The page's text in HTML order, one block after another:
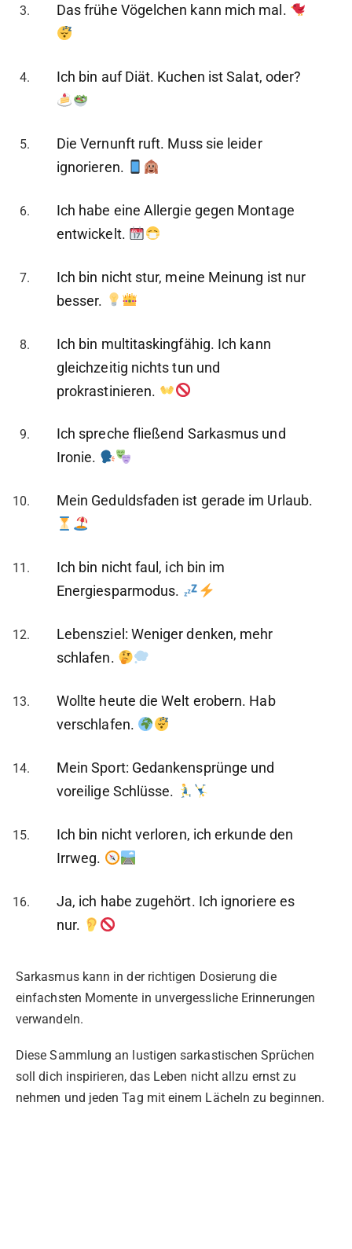
Das frühe Vögelchen kann mich mal.
Ich bin auf Diät. Kuchen ist Salat, oder?
Die Vernunft ruft. Muss sie leider
ignorieren.
Ich habe eine Allergie gegen Montage
entwickelt.
Ich bin nicht stur, meine Meinung ist nur
besser.
Ich bin multitaskingfähig. Ich kann
gleichzeitig nichts tun und
prokrastinieren.
Ich spreche fließend Sarkasmus und
Ironie.
Mein Geduldsfaden ist gerade im Urlaub.
Ich bin nicht faul, ich bin im
Energiesparmodus.
Lebensziel: Weniger denken, mehr
schlafen.
Wollte heute die Welt erobern. Hab
verschlafen.
Mein Sport: Gedankensprünge und
voreilige Schlüsse.
Ich bin nicht verloren, ich erkunde den
Irrweg.
Ja, ich habe zugehört. Ich ignoriere es
nur.
Sarkasmus kann in der richtigen Dosierung die
einfachsten Momente in unvergessliche Erinnerungen
verwandeln.
Diese Sammlung an lustigen sarkastischen Sprüchen
soll dich inspirieren, das Leben nicht allzu ernst zu
nehmen und jeden Tag mit einem Lächeln zu beginnen.